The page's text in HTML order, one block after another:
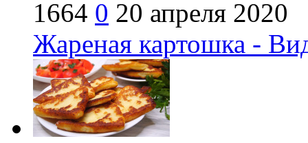
1664 0 20 апреля 2020
Жареная картошка -